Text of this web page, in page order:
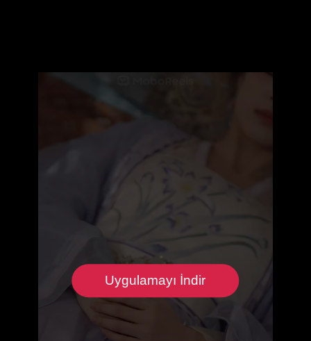
Uygulamayı İndir